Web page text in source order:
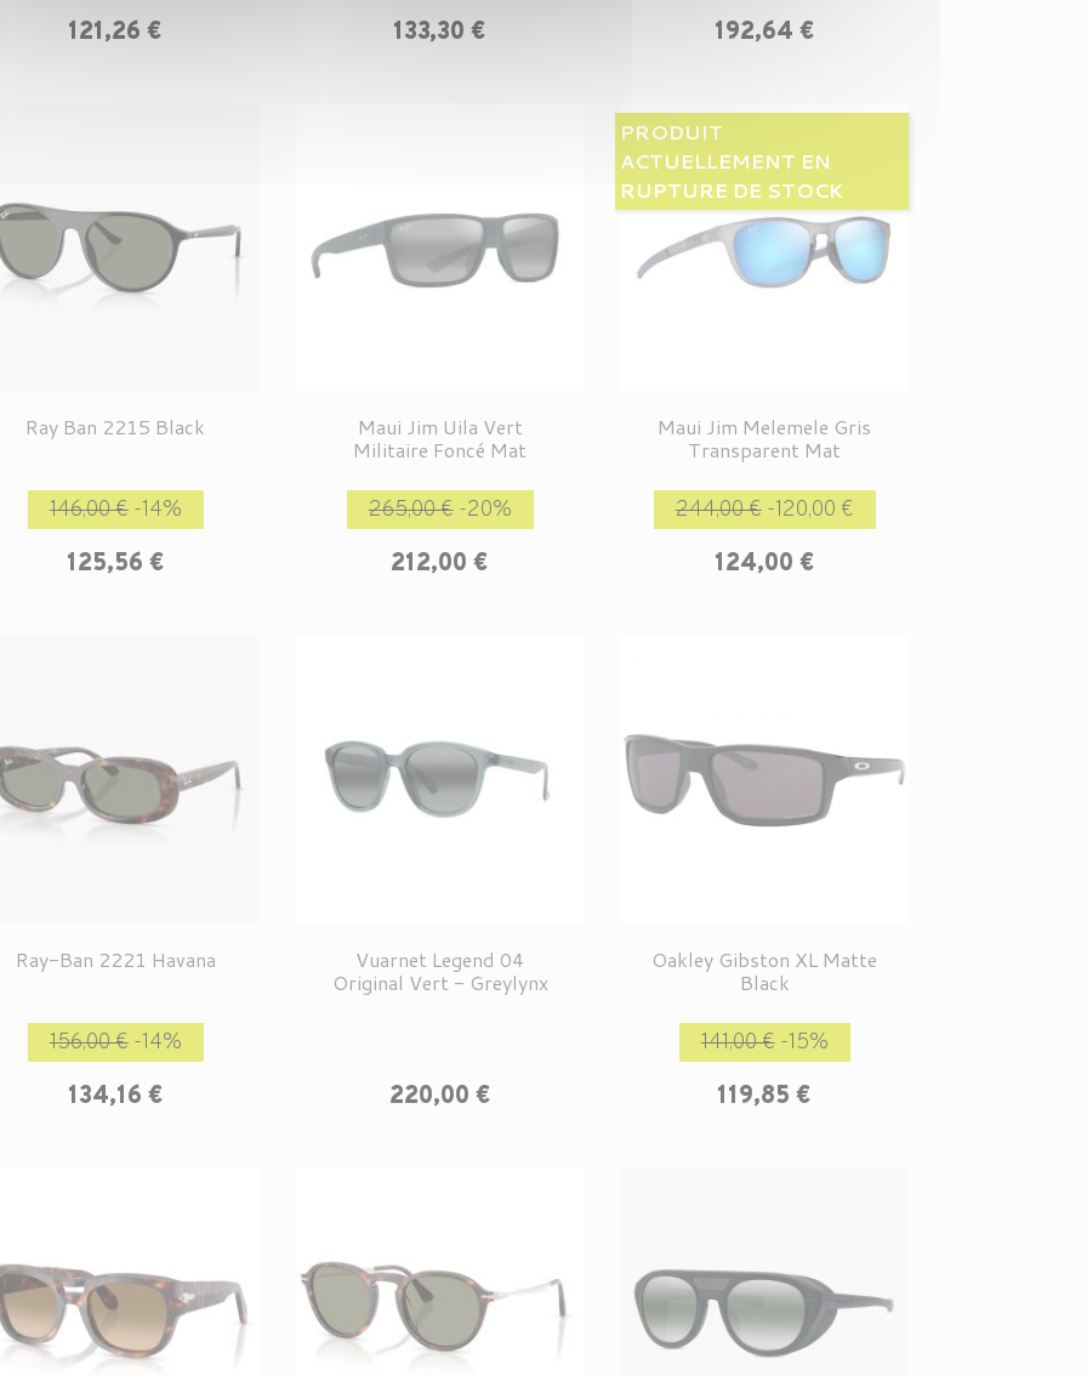
121,26 €
133,30 €
192,64 €
Ray Ban 2215 Black
Prix de base
146,00 €-14%
125,56 €
Maui Jim Uila Vert
Militaire Foncé Mat
Prix de base
265,00 €-20%
212,00 €
Maui Jim Melemele Gris
Transparent Mat
Prix de base
244,00 €-120,00 €
124,00 €
PRODUIT
ACTUELLEMENT EN
RUPTURE DE STOCK
Ray-Ban 2221 Havana
Prix de base
156,00 €-14%
134,16 €
Vuarnet Legend 04
Original Vert - Greylynx
Prix
220,00 €
Oakley Gibston XL Matte
Black
Prix de base
141,00 €-15%
119,85 €